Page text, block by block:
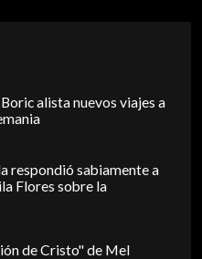
alista nuevos viajes a
respondió sabiamente a
Flores sobre la
de Cristo" de Mel